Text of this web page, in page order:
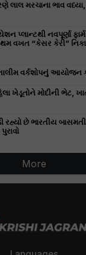
લાલ મરચાના ભાવ વધ્યા,
પ્લાન્ટથી નવપૂર્ણા
વખત “કેસર કેરી”
તાલીમ વર્કશોપનું
મોદીની ભેટ,
રહ્યો છે ભારતીય
More